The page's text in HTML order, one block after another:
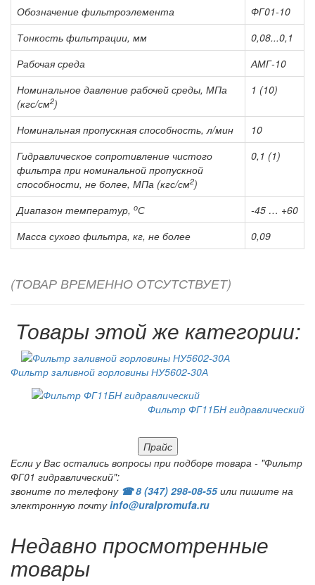
Обозначение фильтроэлемента
ФГ01-10
Тонкость фильтрации, мм
0,08...0,1
Рабочая среда
АМГ-10
Номинальное давление рабочей среды, МПа
(кгс/см2)
1 (10)
Номинальная пропускная способность, л/мин
10
Гидравлическое сопротивление чистого
фильтра при номинальной пропускной
способности, не более, МПа (кгс/см2)
0,1 (1)
Диапазон температур, оС
-45 … +60
Масса сухого фильтра, кг, не более
0,09
(ТОВАР ВРЕМЕННО ОТСУТСТВУЕТ)
Товары этой же категории:
Фильтр заливной горловины НУ5602-30А
Фильтр ФГ11БН гидравлический
Прайс
Если у Вас остались вопросы при подборе товара - "Фильтр
ФГ01 гидравлический":
звоните по телефону ☎ 8 (347) 298‑08‑55или пишите на
электронную почтуinfo@uralpromufa.ru
Недавно просмотренные
товары